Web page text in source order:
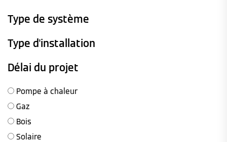
Type de système
Type d'installation
Délai du projet
Pompe à chaleur
Gaz
Bois
Solaire